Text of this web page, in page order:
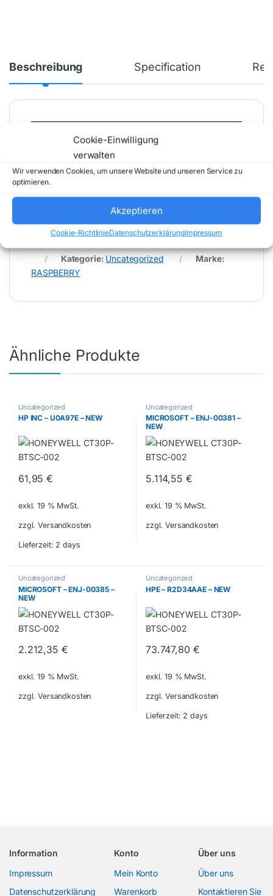
Cookie-Einwilligung
verwalten
Wir verwenden Cookies, um unsere Website und unseren Service zu
optimieren.
Akzeptieren
Cookie-RichtlinieDatenschutzerklärungImpressum
Beschreibung Specification
Comstex GmbH & Co. KG keine Haftung (
202606212000 )
Kategorie: Uncategorized
Marke:
RASPBERRY
Ähnliche Produkte
Uncategorized
HP INC – U0A97E – NEW
61,95€
exkl. 19 % MwSt.
zzgl. Versandkosten
Lieferzeit: 2 days
Uncategorized
MICROSOFT – ENJ-00381 –
NEW
5.114,55 €
exkl. 19 % MwSt.
zzgl. Versandkosten
Uncategorized
MICROSOFT – ENJ-00385 –
NEW
2.212,35 €
exkl. 19 % MwSt.
zzgl. Versandkosten
Uncategorized
HPE – R2D34AAE – NEW
73.747,80 €
exkl. 19 % MwSt.
zzgl. Versandkosten
Lieferzeit: 2 days
Information
Impressum
Datenschutzerklärung
Konto
Mein Konto
Warenkorb
Über uns
Über uns
Kontaktieren Sie